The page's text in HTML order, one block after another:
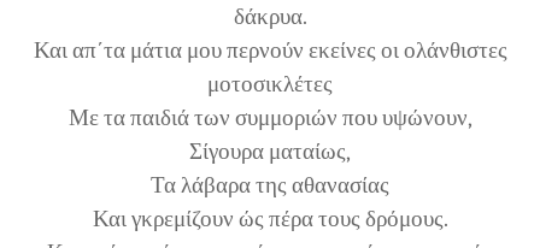
δάκρυα.
Και απ΄τα μάτια μου περνούν εκείνες οι ολάνθιστες
μοτοσικλέτες
Με τα παιδιά των συμμοριών που υψώνουν,
Σίγουρα ματαίως,
Τα λάβαρα της αθανασίας
Και γκρεμίζουν ώς πέρα τους δρόμους.